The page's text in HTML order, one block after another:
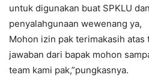
untuk digunakan buat SPKLU
penyalahgunaan wewenang ya,
Mohon izin pak terimakasih atas
jawaban dari bapak mohon
team kami pak,”pungkasnya.